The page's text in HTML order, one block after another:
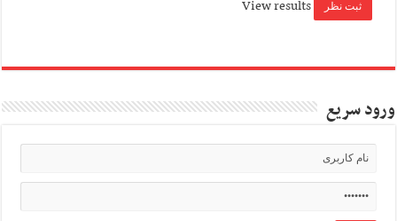
View results
ورود سریع